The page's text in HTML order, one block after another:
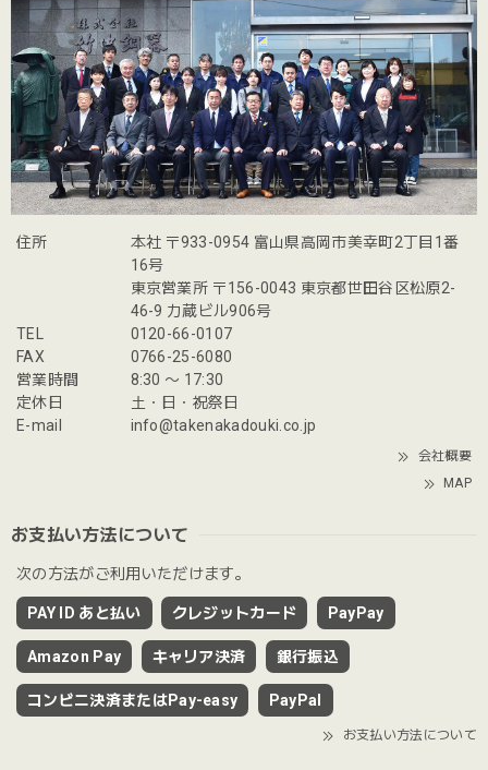
住所
本社 〒933-0954 富山県高岡市美幸町2丁目1番
16号
東京営業所 〒156-0043 東京都世田谷区松原2-
46-9 力蔵ビル906号
TEL
0120-66-0107
FAX
0766-25-6080
営業時間
8:30 〜 17:30
定休日
土・日・祝祭日
E-mail
info@takenakadouki.co.jp
会社概要
MAP
お支払い方法について
次の方法がご利用いただけます。
PAY ID あと払い クレジットカード PayPay
Amazon Pay キャリア決済 銀行振込
コンビニ決済またはPay-easy PayPal
お支払い方法について